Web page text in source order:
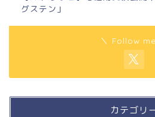
グステン」
＼ Follow
カテゴリ